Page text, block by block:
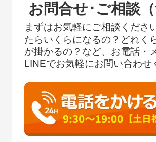
お問合せ･ご相談（
まずはお気軽にご相談くださ
たらいくらになるの？どれく
が掛かるの？など、お電話・
LINEでお気軽にお問い合わせ